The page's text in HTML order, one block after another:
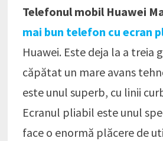
Telefonul mobil Huawei
mai bun telefon cu ecran
Huawei. Este deja la a treia
căpătat un mare avans
este unul superb, cu linii
Ecranul pliabil este unul
face o enormă plăcere de